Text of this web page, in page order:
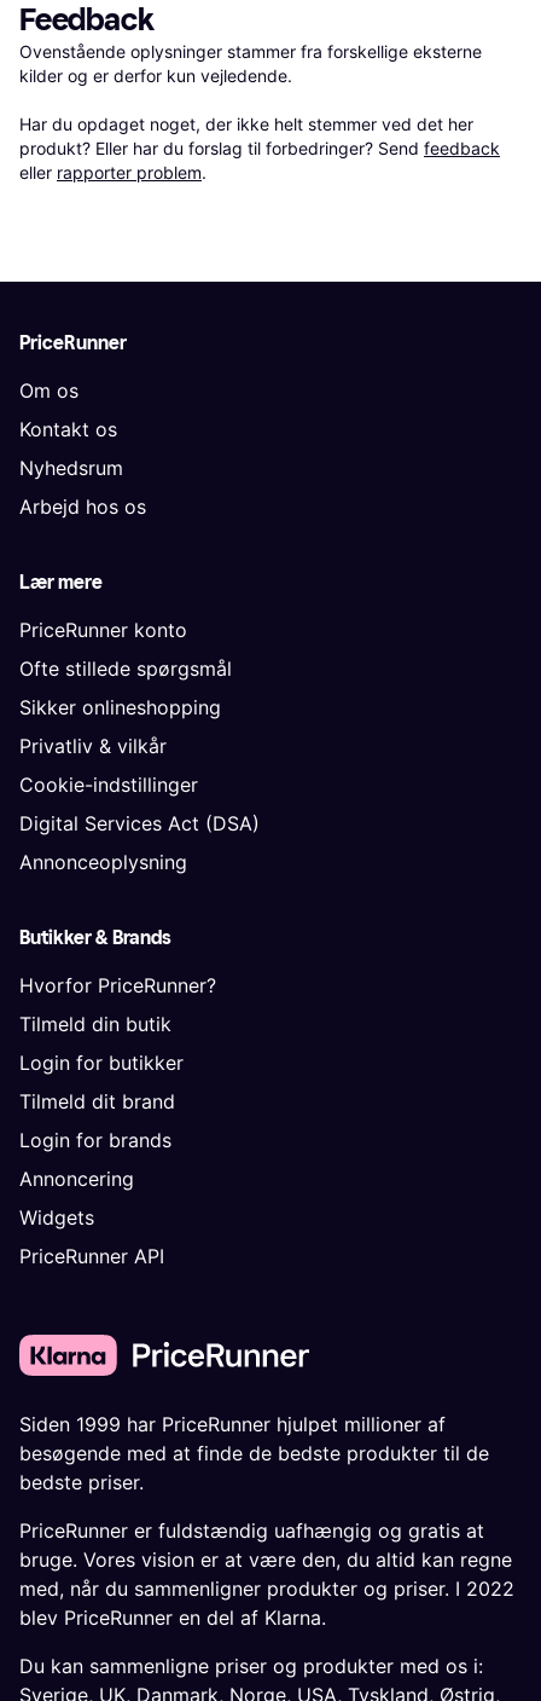
Feedback
Ovenstående oplysninger stammer fra forskellige eksterne
kilder og er derfor kun vejledende.
Har du opdaget noget, der ikke helt stemmer ved det her
produkt? Eller har du forslag til forbedringer? Send feedback
eller rapporter problem.
PriceRunner
Om os
Kontakt os
Nyhedsrum
Arbejd hos os
Lær mere
PriceRunner konto
Ofte stillede spørgsmål
Sikker onlineshopping
Privatliv & vilkår
Cookie-indstillinger
Digital Services Act (DSA)
Annonceoplysning
Butikker & Brands
Hvorfor PriceRunner?
Tilmeld din butik
Login for butikker
Tilmeld dit brand
Login for brands
Annoncering
Widgets
PriceRunner API
Siden 1999 har PriceRunner hjulpet millioner af
besøgende med at finde de bedste produkter til de
bedste priser.
PriceRunner er fuldstændig uafhængig og gratis at
bruge. Vores vision er at være den, du altid kan regne
med, når du sammenligner produkter og priser. I 2022
blev PriceRunner en del af Klarna.
Du kan sammenligne priser og produkter med os i:
Sverige, UK, Danmark, Norge, USA, Tyskland, Østrig,